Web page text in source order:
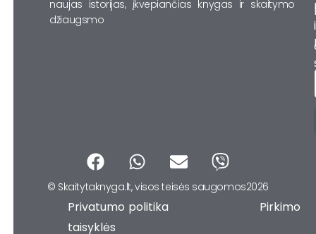
naujas istorijas, įkvepiančias knygas ir skaitymo
džiaugsmo
F
a
c
e
W
h
a
t
E
n
v
V
b
© Skaitytaknyga.lt, visos teisės saugomos2026
Privatumo politika Pirkimo
taisyklės